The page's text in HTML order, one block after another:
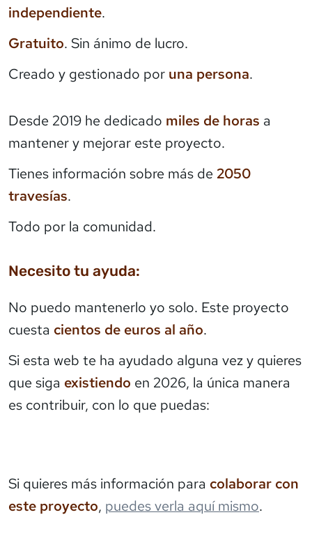
independiente.
Gratuito. Sin ánimo de lucro.
Creado y gestionado por una persona.
Desde 2019 he dedicado miles de horas a
mantener y mejorar este proyecto.
Tienes información sobre más de 2050
travesías.
Todo por la comunidad.
Necesito tu ayuda:
No puedo mantenerlo yo solo. Este proyecto
cuesta cientos de euros al año.
Si esta web te ha ayudado alguna vez y quieres
que siga existiendo en 2026, la única manera
es contribuir, con lo que puedas:
Si quieres más información para colaborar con
este proyecto, puedes verla aquí mismo.